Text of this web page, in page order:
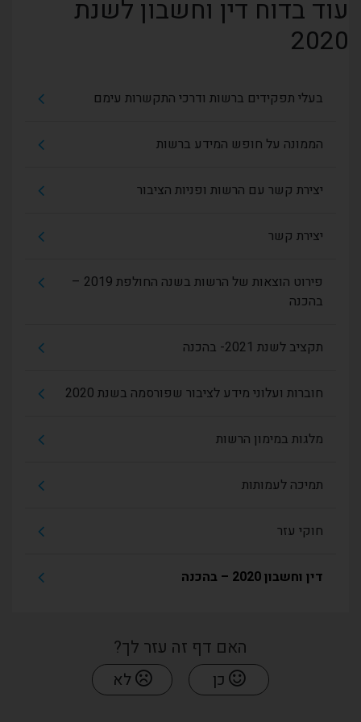
עוד בדוח דין וחשבון לשנת
2020
בעלי תפקידים ברשות ודרכי התקשרות עימם
הממונה על חופש המידע ברשות
יצירת קשר עם הרשות ופניות הציבור
יצירת קשר
פירוט הוצאות של הרשות בשנה החולפת 2019 –
בהכנה
תקציב לשנת 2021- בהכנה
חוברות ועלוני מידע לציבור שפורסמה בשנת 2020
מלגות במימון הרשות
תמיכה לעמותות
חוקי עזר
דין וחשבון 2020 – בהכנה
האם דף זה עזר לך?
כן לא